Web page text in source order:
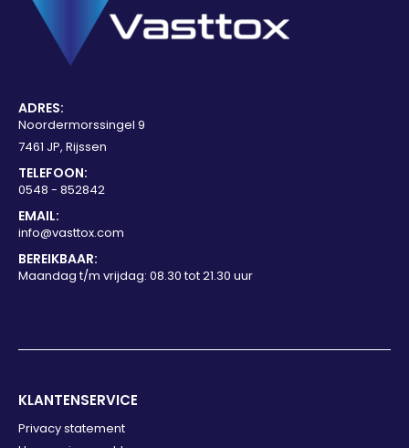
ADRES:
Noordermorssingel 9
7461 JP, Rijssen
TELEFOON:
0548 - 852842
EMAIL:
info@vasttox.com
BEREIKBAAR:
Maandag t/m vrijdag: 08.30 tot 21.30 uur
KLANTENSERVICE
Privacy statement